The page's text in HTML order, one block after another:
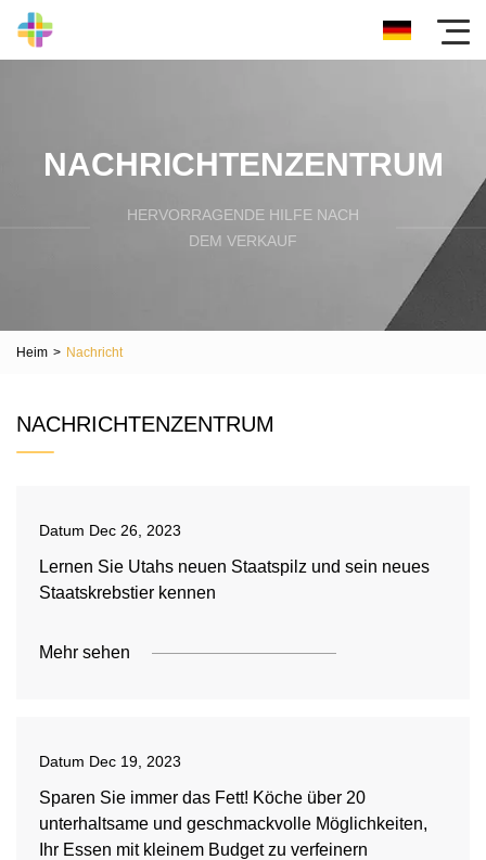
NACHRICHTENZENTRUM
HERVORRAGENDE HILFE NACH
DEM VERKAUF
Heim > Nachricht
NACHRICHTENZENTRUM
Datum Dec 26, 2023
Lernen Sie Utahs neuen Staatspilz und sein neues
Staatskrebstier kennen
Mehr sehen
Datum Dec 19, 2023
Sparen Sie immer das Fett! Köche über 20
unterhaltsame und geschmackvolle Möglichkeiten,
Ihr Essen mit kleinem Budget zu verfeinern